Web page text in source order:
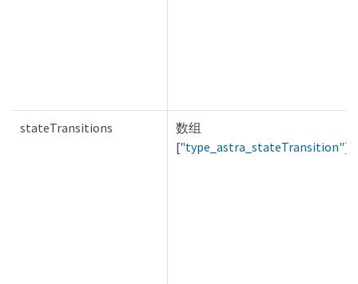
stateTransitions
数组
["type_astra_stateTransition"]